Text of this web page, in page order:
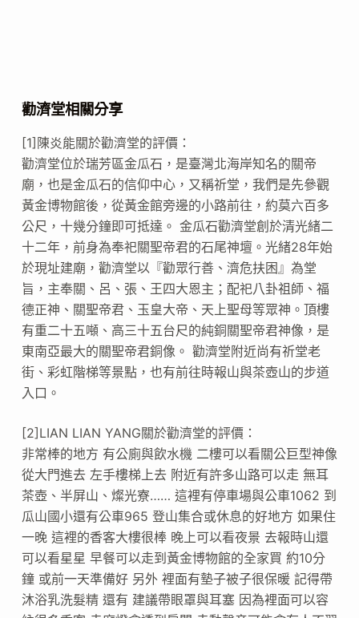
勸濟堂相關分享
[1]陳炎能關於勸濟堂的評價：
勸濟堂位於瑞芳區金瓜石，是臺灣北海岸知名的關帝
廟，也是金瓜石的信仰中心，又稱祈堂，我們是先參觀
黃金博物館後，從黃金館旁邊的小路前往，約莫六百多
公尺，十幾分鐘即可抵達。 金瓜石勸濟堂創於清光緒二
十二年，前身為奉祀關聖帝君的石尾神壇。光緒28年始
於現址建廟，勸濟堂以『勸眾行善、濟危扶困』為堂
旨，主奉關、呂、張、王四大恩主；配祀八卦祖師、福
德正神、關聖帝君、玉皇大帝、天上聖母等眾神。頂樓
有重二十五噸、高三十五台尺的純銅關聖帝君神像，是
東南亞最大的關聖帝君銅像。 勸濟堂附近尚有祈堂老
街、彩虹階梯等景點，也有前往時報山與茶壺山的步道
入口。
[2]LIAN LIAN YANG關於勸濟堂的評價：
非常棒的地方 有公廁與飲水機 二樓可以看關公巨型神像
從大門進去 左手樓梯上去 附近有許多山路可以走 無耳
茶壺、半屏山、燦光寮…… 這裡有停車場與公車1062 到
瓜山國小還有公車965 登山集合或休息的好地方 如果住
一晚 這裡的香客大樓很棒 晚上可以看夜景 去報時山還
可以看星星 早餐可以走到黃金博物館的全家買 約10分
鐘 或前一天準備好 另外 裡面有墊子被子很保暖 記得帶
沐浴乳洗髮精 還有 建議帶眼罩與耳塞 因為裡面可以容